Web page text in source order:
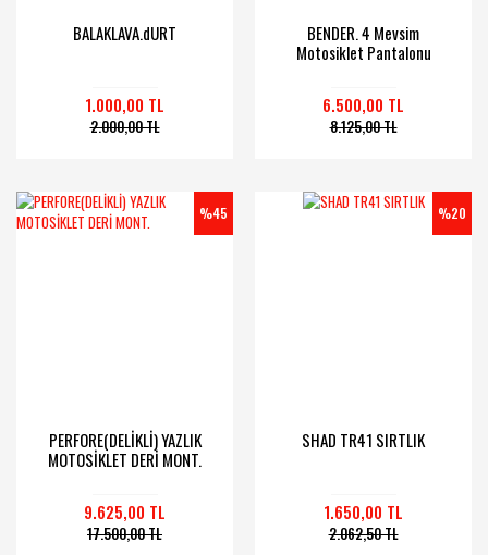
BALAKLAVA.dURT
1.000,00 TL
2.000,00 TL
BENDER. 4 Mevsim
Motosiklet Pantalonu
6.500,00 TL
8.125,00 TL
%45
PERFORE(DELİKLİ) YAZLIK
MOTOSİKLET DERİ MONT.
9.625,00 TL
17.500,00 TL
%20
SHAD TR41 SIRTLIK
1.650,00 TL
2.062,50 TL